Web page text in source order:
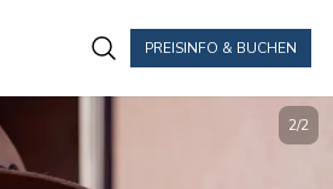
PREISINFO & BUCHEN
2/2